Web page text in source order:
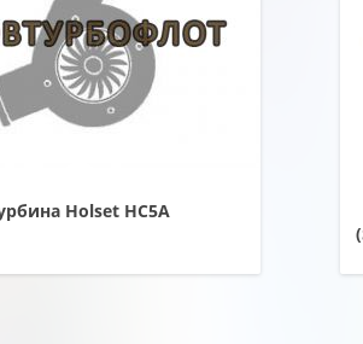
Holset HC5A